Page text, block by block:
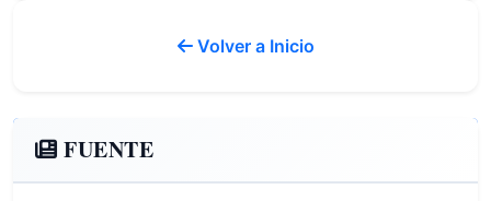
Volver a Inicio
FUENTE